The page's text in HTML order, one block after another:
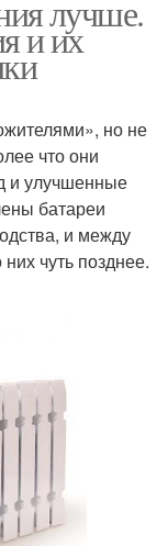
лучше.
и их
но не
что они
и улучшенные
батареи
и между
чуть позднее.